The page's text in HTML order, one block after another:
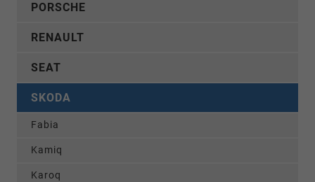
PORSCHE
RENAULT
SEAT
SKODA
Fabia
Kamiq
Karoq